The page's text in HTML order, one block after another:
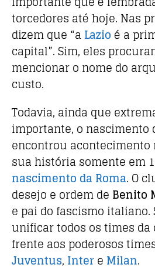
torcedores até hoje. Nas
dizem que “a Lazio é a
capital”. Sim, eles
mencionar o nome do
custo.
Todavia, ainda que
importante, o nascimento
encontrou acontecimento
sua história somente em
nascimento da Roma. O
desejo e ordem de Benito
e pai do fascismo italiano.
unificar todos os times
frente aos poderosos
Juventus, Intere Milan.